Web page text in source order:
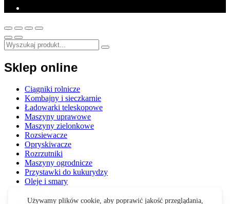
Sklep online
Ciągniki rolnicze
Kombajny i sieczkarnie
Ładowarki teleskopowe
Maszyny uprawowe
Maszyny zielonkowe
Rozsiewacze
Opryskiwacze
Rozrzutniki
Maszyny ogrodnicze
Przystawki do kukurydzy
Oleje i smary
Akcesoria